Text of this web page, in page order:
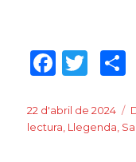
F
c
e
T
it
te
Posted
on
22 d'abril de 2024
lectura Llegenda